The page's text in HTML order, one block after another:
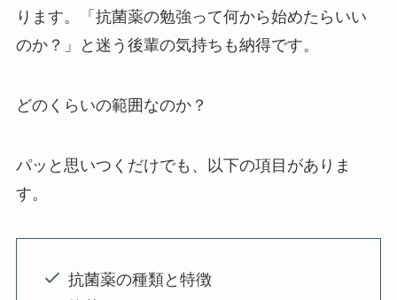
ります。「抗菌薬の勉強って何から始めたらいい
のか？」と迷う後輩の気持ちも納得です。
どのくらいの範囲なのか？
パッと思いつくだけでも、以下の項目がありま
す。
抗菌薬の種類と特徴